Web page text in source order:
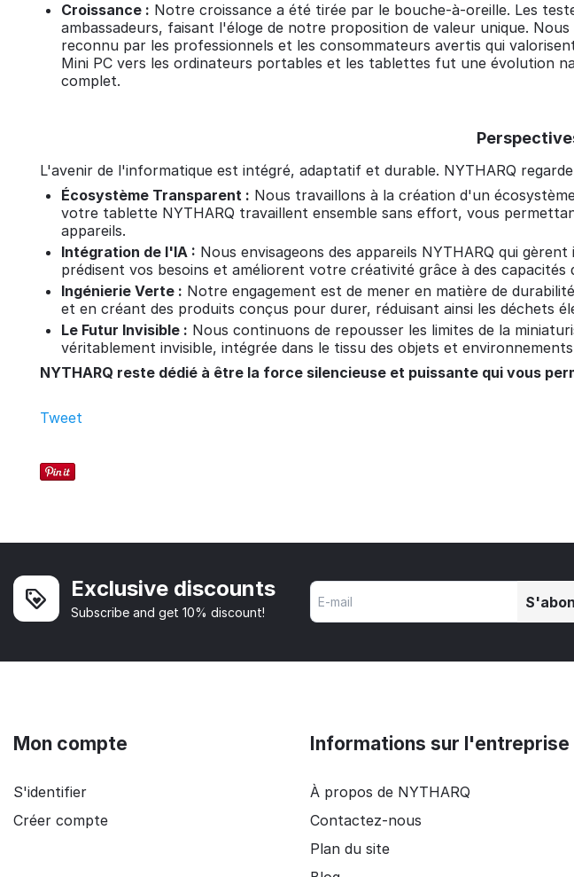
Croissance : Notre croissance a été tirée par le bouche-à-oreille. Les
ambassadeurs, faisant l'éloge de notre proposition de valeur unique.
reconnu par les professionnels et les consommateurs avertis qui
Mini PC vers les ordinateurs portables et les tablettes fut une évolution
complet.
L'avenir de l'informatique est intégré, adaptatif et durable. NYTHARQ
Écosystème Transparent : Nous travaillons à la création d'un
votre tablette NYTHARQ travaillent ensemble sans effort, vous
appareils.
Intégration de l'IA : Nous envisageons des appareils NYTHARQ qui
prédisent vos besoins et améliorent votre créativité grâce à des capacités
Ingénierie Verte : Notre engagement est de mener en matière de
et en créant des produits conçus pour durer, réduisant ainsi les déchets
Le Futur Invisible : Nous continuons de repousser les limites de la
véritablement invisible, intégrée dans le tissu des objets et
NYTHARQ reste dédié à être la force silencieuse et puissante qui vous
Tweet
Exclusive discounts
Subscribe and get 10% discount!
Mon compte
S'identifier
Créer compte
Informations sur l'entreprise
À propos de NYTHARQ
Contactez-nous
Plan du site